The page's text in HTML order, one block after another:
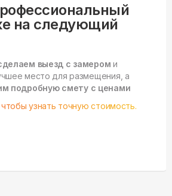
на следующий
выезд с замером и
место для размещения, а
подробную смету с ценами
узнать точную стоимость.